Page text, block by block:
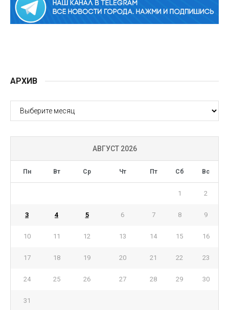
АРХИВ
АРХИВ
АВГУСТ 2026
Пн Вт Ср Чт Пт Сб Вс
1 2
3 4 5 6 7 8 9
10 11 12 13 14 15 16
17 18 19 20 21 22 23
24 25 26 27 28 29 30
31